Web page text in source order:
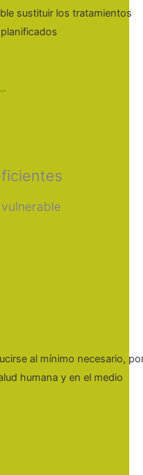
sustituir los tratamientos
al mínimo necesario,
humana y en el medio